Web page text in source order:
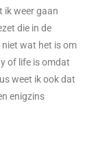
ik weer gaan
die in de
niet wat het is om
of life is omdat
weet ik ook dat
enigzins